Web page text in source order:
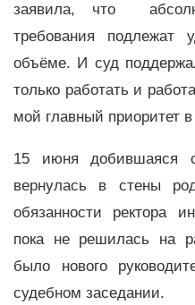
заявила, что
требования подлежат
объёме. И суд
только работать и
мой главный приоритет
15 июня добившаяся
вернулась в стены
обязанности ректора
пока не решилась на
было нового
судебном заседании.